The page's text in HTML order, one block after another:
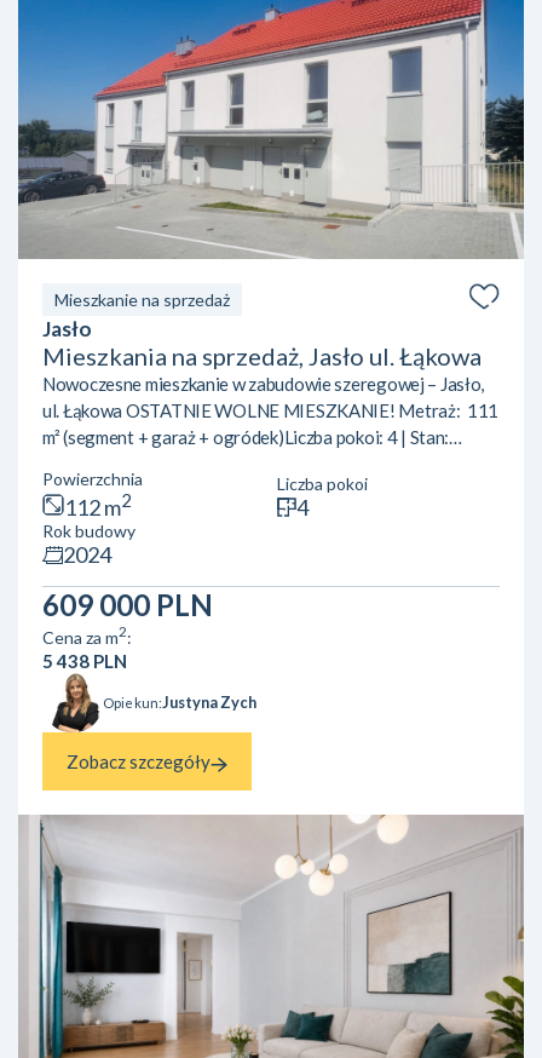
Mieszkanie na sprzedaż
Jasło
Mieszkania na sprzedaż, Jasło ul. Łąkowa
Nowoczesne mieszkanie w zabudowie szeregowej – Jasło,
ul. Łąkowa OSTATNIE WOLNE MIESZKANIE! Metraż: 111
m² (segment + garaż + ogródek)Liczba pokoi: 4 | Stan:
dobrze skomunikowanej okolicy – ta oferta jest dla
Ciebie.Nowoczesne mieszkanie w zabudowie szeregowej
przy ul. Łąkowej w Jaśle to idealne miejsce dla rodzin, par i
wszystkich, którzy chcą połączyć komfort mieszkania w
mieście z bliskością natury. ✅ – 111 m² – ...
Powierzchnia
112 m2
Liczba pokoi
4
Rok budowy
2024
609 000 PLN
Cena za m2:
5 438 PLN
Opiekun:Justyna Zych
Zobacz szczegóły